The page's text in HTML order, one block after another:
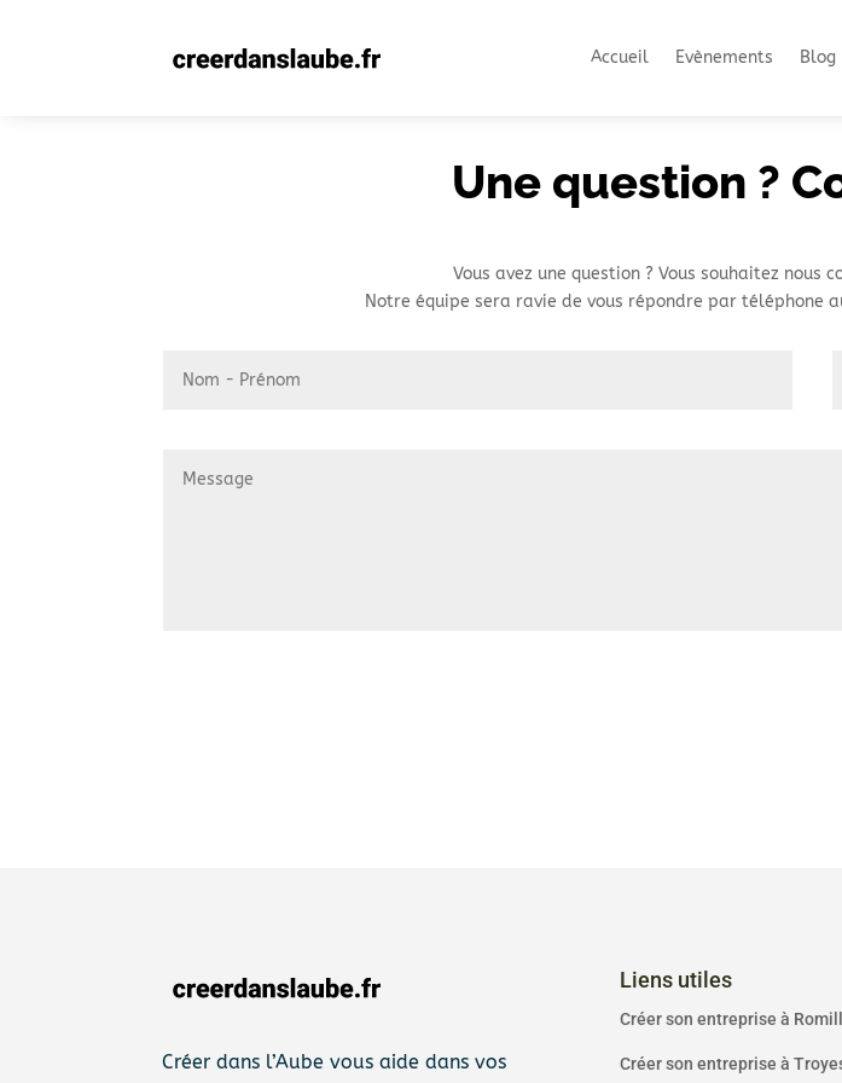
Accueil Evènements Blog
Une question ?
Vous avez une question ? Vous souhaitez
Notre équipe sera ravie de vous répondre par téléphone
Créer dans l’Aube vous aide dans vos
Liens utiles
Créer son entreprise à
Créer son entreprise à